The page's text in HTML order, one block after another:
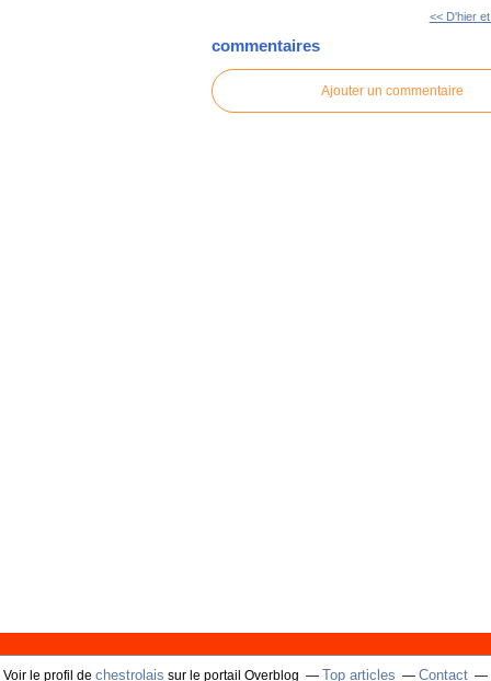
<< D'hier
commentaires
Ajouter un commentaire
Voir le profil de chestrolais sur le portail Overblog Top articles Contact